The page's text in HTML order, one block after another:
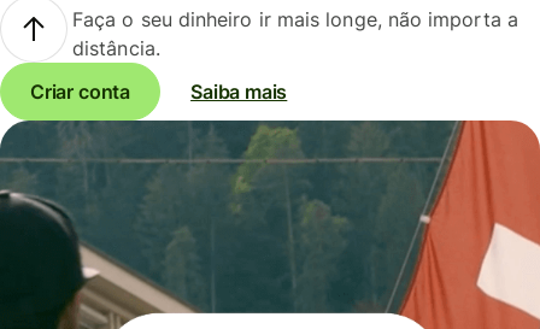
Faça o seu dinheiro ir mais longe, não importa a
distância.
Criar conta
Saiba mais